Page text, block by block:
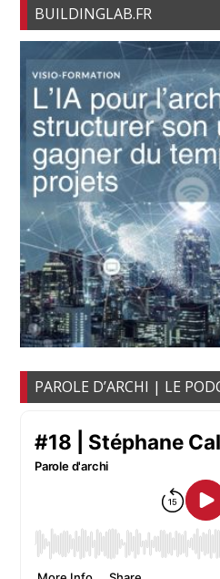
BUILDINGLAB.FR
PAROLE D’ARCHI | LE